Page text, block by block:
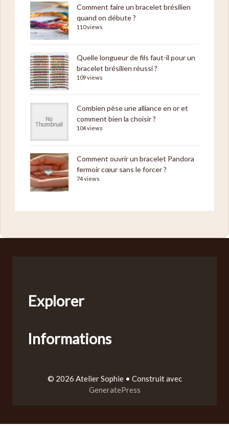
Comment faire un bracelet brésilien
quand on débute ?
110 views
Quelle longueur de fils faut-il pour un
bracelet brésilien réussi ?
109 views
Combien pèse une alliance en or et
comment bien la choisir ?
104 views
Comment ouvrir un bracelet Pandora
fermoir cœur sans le forcer ?
74 views
Explorer
Informations
© 2026 Atelier Sophie• Construit avec
GeneratePress